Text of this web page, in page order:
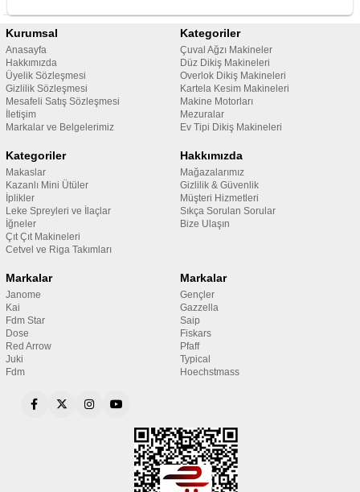
Kurumsal
Anasayfa
Hakkımızda
Üyelik Sözleşmesi
Gizlilik Sözleşmesi
Mesafeli Satış Sözleşmesi
İletişim
Markalar ve Belgelerimiz
Kategoriler
Çuval Ağzı Makineler
Düz Dikiş Makineleri
Overlok Dikiş Makineleri
Kartela Kesim Makineleri
Makine Motorları
Mezuralar
Ev Tipi Dikiş Makineleri
Kategoriler
Makaslar
Kazanlı Mini Ütüler
İplikler
Leke Spreyleri ve İlaçlar
İğneler
Çıt Çıt Makineleri
Cetvel ve Riga Takımları
Hakkımızda
Mağazalarımız
Gizlilik & Güvenlik
Müşteri Hizmetleri
Sıkça Sorulan Sorular
Bize Ulaşın
Markalar
Janome
Kai
Fdm Star
Dose
Red Arrow
Juki
Fdm
Markalar
Gençler
Gazzella
Saip
Fiskars
Pfaff
Typical
Hoechstmass